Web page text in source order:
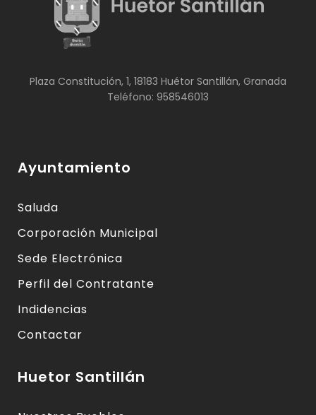
Plaza Constitución, 1, 18183 Huétor Santillán, Granada
Teléfono: 958546013
Ayuntamiento
Saluda
Corporación Municipal
Sede Electrónica
Perfil del Contratante
Indidencias
Contactar
Huetor Santillán